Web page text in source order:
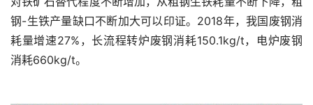
钢-生铁产量缺口不断加大可以印证。2018年，我国废钢消
耗量增速27%，长流程转炉废钢消耗150.1kg/t，电炉废钢
消耗660kg/t。